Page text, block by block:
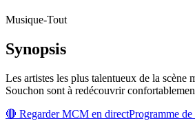
Musique-Tout
Synopsis
Les artistes les plus talentueux de la
Souchon sont à redécouvrir
🔴 RegarderMCM en directProgramme de